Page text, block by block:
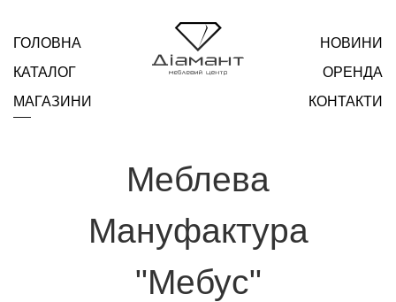
ГОЛОВНА
КАТАЛОГ
МАГАЗИНИ
НОВИНИ
ОРЕНДА
КОНТАКТИ
Меблева
Мануфактура
"Мебус"